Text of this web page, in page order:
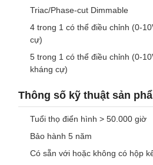
Triac/Phase-cut Dimmable
4 trong 1 có thể điều chỉnh (0-
cự)
5 trong 1 có thể điều chỉnh (0-
kháng cự)
Thông số kỹ thuật sản
Tuổi thọ điển hình > 50.000 giờ
Bảo hành 5 năm
Có sẵn với hoặc không có hộp